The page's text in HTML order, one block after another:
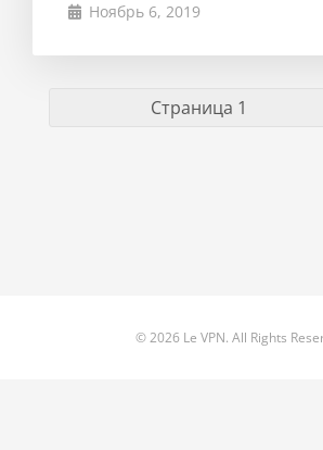
Ноябрь 6, 2019
© 2026 Le VPN. All Rights